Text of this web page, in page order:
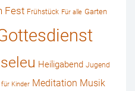
Fest Frühstück Für alle Garten
Heiligabend Jugend
Kinder Meditation Musik